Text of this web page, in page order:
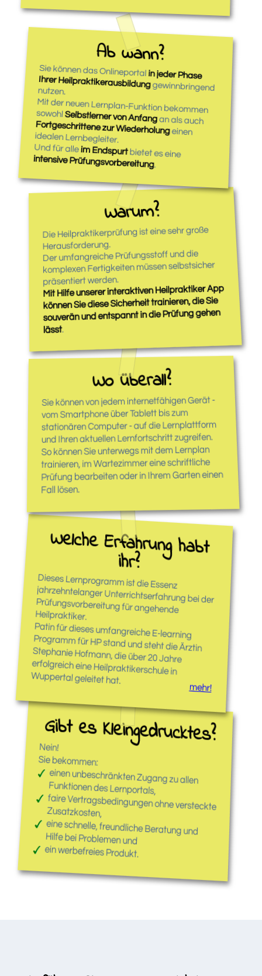
Ab wann?
Sie können das Onlineportal in jeder Phase
Ihrer Heilpraktikerausbildunggewinnbringend
nutzen.
Mit der neuen Lernplan-Funktion bekommen
sowohlSelbstlerner von Anfangan als auch
Fortgeschrittene zur Wiederholungeinen
idealen Lernbegleiter.
Und für alleim Endspurtbietet es eine
intensive Prüfungsvorbereitung.
Warum?
Die Heilpraktikerprüfung ist eine sehr große
Herausforderung.
Der umfangreiche Prüfungsstoff und die
komplexen Fertigkeiten müssen selbstsicher
präsentiert werden.
Mit Hilfe unserer interaktiven Heilpraktiker App
können Sie diese Sicherheit trainieren, die Sie
souverän und entspannt in die Prüfung gehen
lässt.
Wo überall?
Sie können von jedem internetfähigen Gerät -
vom Smartphone über Tablett bis zum
stationären Computer - auf die Lernplattform
und Ihren aktuellen Lernfortschritt zugreifen.
So können Sie unterwegs mit dem Lernplan
trainieren, im Wartezimmer eine schriftliche
Prüfung bearbeiten oder in Ihrem Garten einen
Fall lösen.
Welche Erfahrung habt
ihr?
Dieses Lernprogramm ist die Essenz
jahrzehntelanger Unterrichtserfahrung bei der
Prüfungsvorbereitung für angehende
Heilpraktiker.
Patin für dieses umfangreiche E-learning
Programm für HP stand und steht die Ärztin
Stephanie Hofmann, die über 20 Jahre
erfolgreich eine Heilpraktikerschule in
Wuppertal geleitet hat.
mehr!
Gibt es Kleingedrucktes?
Nein!
Sie bekommen:
einen unbeschränkten Zugang zu allen
Funktionen des Lernportals,
faire Vertragsbedingungen ohne versteckte
Zusatzkosten,
eine schnelle, freundliche Beratung und
Hilfe bei Problemen und
ein werbefreies Produkt.